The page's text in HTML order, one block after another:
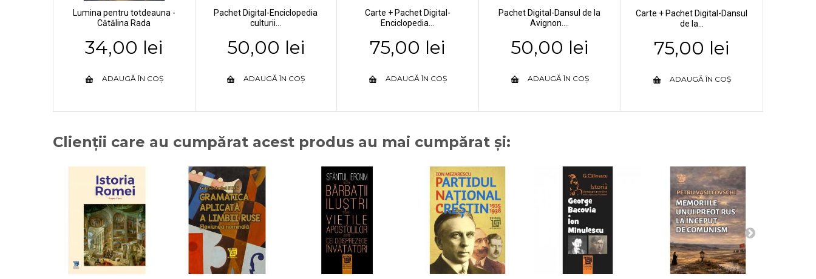
Lumina pentru totdeauna -
Cătălina Rada
34,00 lei
ADAUGĂ ÎN COȘ
Pachet Digital-Enciclopedia
culturii...
50,00 lei
ADAUGĂ ÎN COȘ
Carte + Pachet Digital-
Enciclopedia...
75,00 lei
ADAUGĂ ÎN COȘ
Pachet Digital-Dansul de la
Avignon....
50,00 lei
ADAUGĂ ÎN COȘ
Carte + Pachet Digital-Dansul
de la...
75,00 lei
ADAUGĂ ÎN COȘ
Clienții care au cumpărat acest produs au mai cumpărat și: